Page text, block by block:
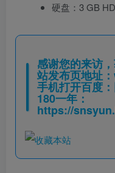
硬盘：3 GB
感谢您的来访
站发布页地址：
手机打开百度
180一年：
https://